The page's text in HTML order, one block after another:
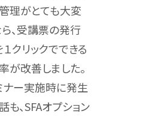
理がとても大変
ら、受講票の発行
クリックでできる
が改善しました。
ナー実施時に発生
も、SFAオプション